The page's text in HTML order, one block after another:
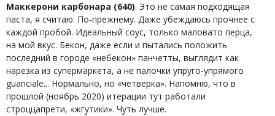
Маккерони карбонара (640). Это не самая подходящая
паста, я считаю. По-прежнему. Даже убеждаюсь прочнее с
каждой пробой. Идеальный соус, только маловато перца,
на мой вкус. Бекон, даже если и пытались положить
последний в городе «небекон» панчетты, выглядит как
нарезка из супермаркета, а не палочки упруго-упрямого
guanciale... Нормально, но «четверка». Напомню, что в
прошлой (ноябрь 2020) итерации тут работали
строццапрети, «жгутики». Чуть лучше.